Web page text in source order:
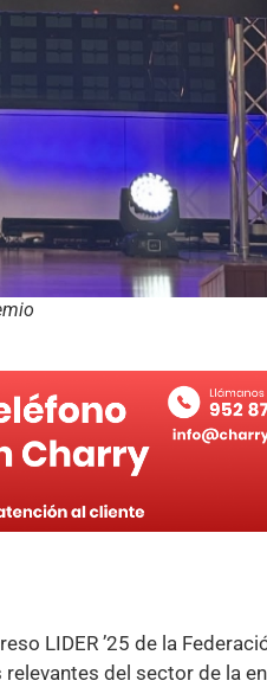
LIDER ’25 de la
del sector de la